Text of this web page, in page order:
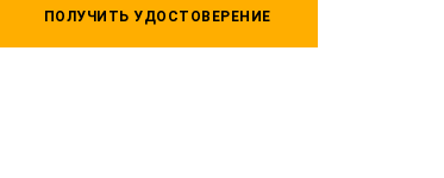
ПОЛУЧИТЬ УДОСТОВЕРЕНИЕ